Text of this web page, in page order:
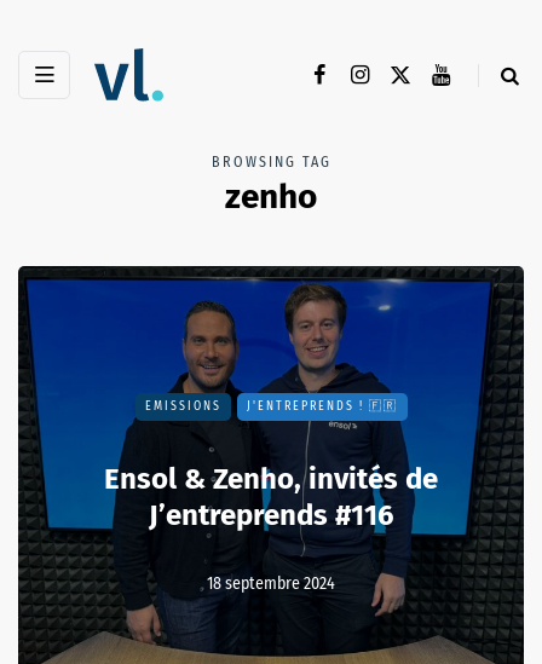
BROWSING TAG
zenho
EMISSIONS J'ENTREPRENDS ! 🇫🇷
Ensol & Zenho, invités de
J’entreprends #116
18 septembre 2024